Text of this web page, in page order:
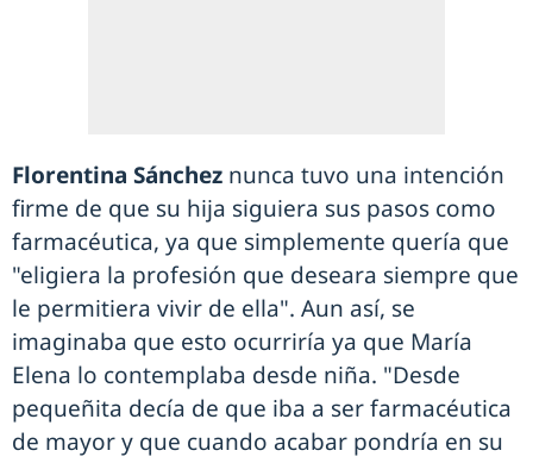
Florentina Sánchez nunca tuvo una intención
firme de que su hija siguiera sus pasos como
farmacéutica, ya que simplemente quería que
"eligiera la profesión que deseara siempre que
le permitiera vivir de ella". Aun así, se
imaginaba que esto ocurriría ya que María
Elena lo contemplaba desde niña. "Desde
pequeñita decía de que iba a ser farmacéutica
de mayor y que cuando acabar pondría en su